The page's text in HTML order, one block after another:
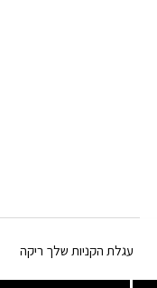
עגלת הקניות שלך ריקה